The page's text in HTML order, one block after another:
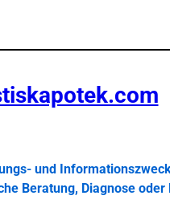
und
Beratung, Diagnose oder